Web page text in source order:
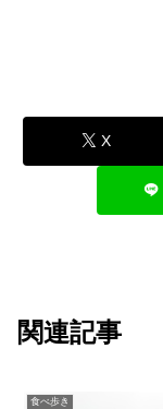
X
関連記事
食べ歩き